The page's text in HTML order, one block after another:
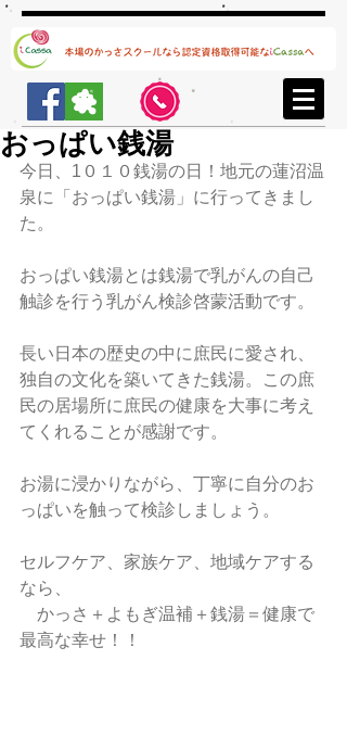
おっぱい銭湯
今日、1０１０銭湯の日！地元の蓮沼温
泉に「おっぱい銭湯」に行ってきまし
た。
おっぱい銭湯とは銭湯で乳がんの自己
触診を行う乳がん検診啓蒙活動です。
長い日本の歴史の中に庶民に愛され、
独自の文化を築いてきた銭湯。この庶
民の居場所に庶民の健康を大事に考え
てくれることが感謝です。
お湯に浸かりながら、丁寧に自分のお
っぱいを触って検診しましょう。
セルフケア、家族ケア、地域ケアする
なら、
かっさ＋よもぎ温補＋銭湯＝健康で
最高な幸せ！！